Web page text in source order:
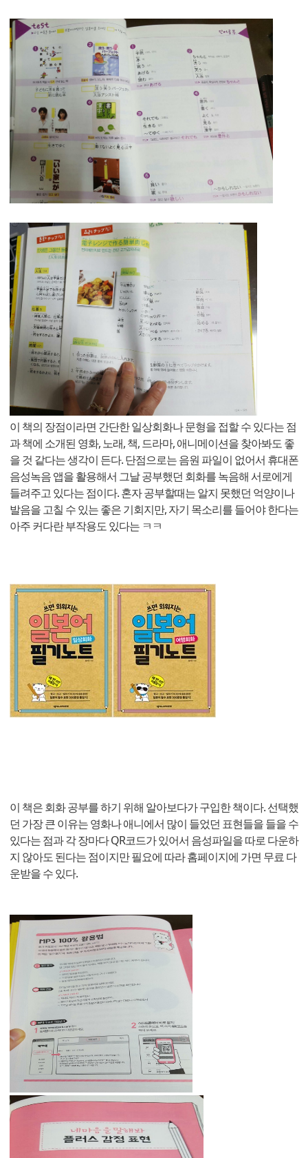
이 책의 장점이라면 간단한 일상회화나 문형을 접할 수 있다는 점
과 책에 소개된 영화, 노래, 책, 드라마, 애니메이션을 찾아봐도 좋
을 것 같다는 생각이 든다. 단점으로는 음원 파일이 없어서 휴대폰
음성녹음 앱을 활용해서 그날 공부했던 회화를 녹음해 서로에게
들려주고 있다는 점이다. 혼자 공부할때는 알지 못했던 억양이나
발음을 고칠 수 있는 좋은 기회지만, 자기 목소리를 들어야 한다는
아주 커다란 부작용도 있다는 ㅋㅋ
이 책은 회화 공부를 하기 위해 알아보다가 구입한 책이다. 선택했
던 가장 큰 이유는 영화나 애니에서 많이 들었던 표현들을 들을 수
있다는 점과 각 장마다 QR코드가 있어서 음성파일을 따로 다운하
지 않아도 된다는 점이지만 필요에 따라 홈페이지에 가면 무료 다
운받을 수 있다.